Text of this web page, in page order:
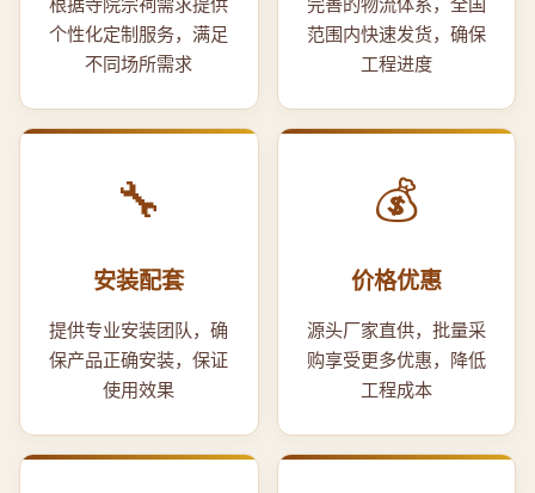
根据寺院宗祠需求提供
个性化定制服务，满足
不同场所需求
完善的物流体系，全国
范围内快速发货，确保
工程进度
🔧
安装配套
提供专业安装团队，确
保产品正确安装，保证
使用效果
💰
价格优惠
源头厂家直供，批量采
购享受更多优惠，降低
工程成本